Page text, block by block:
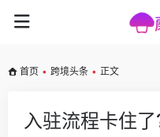
首页 • 跨境头条 • 正文
入驻流程卡住